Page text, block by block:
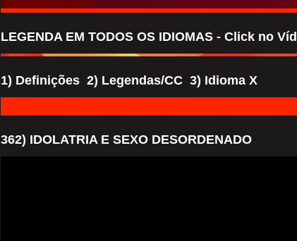
LEGENDA EM TODOS OS IDIOMAS - Click no
1) Definições 2) Legendas/CC 3) Idioma X
362) IDOLATRIA E SEXO DESORDENADO